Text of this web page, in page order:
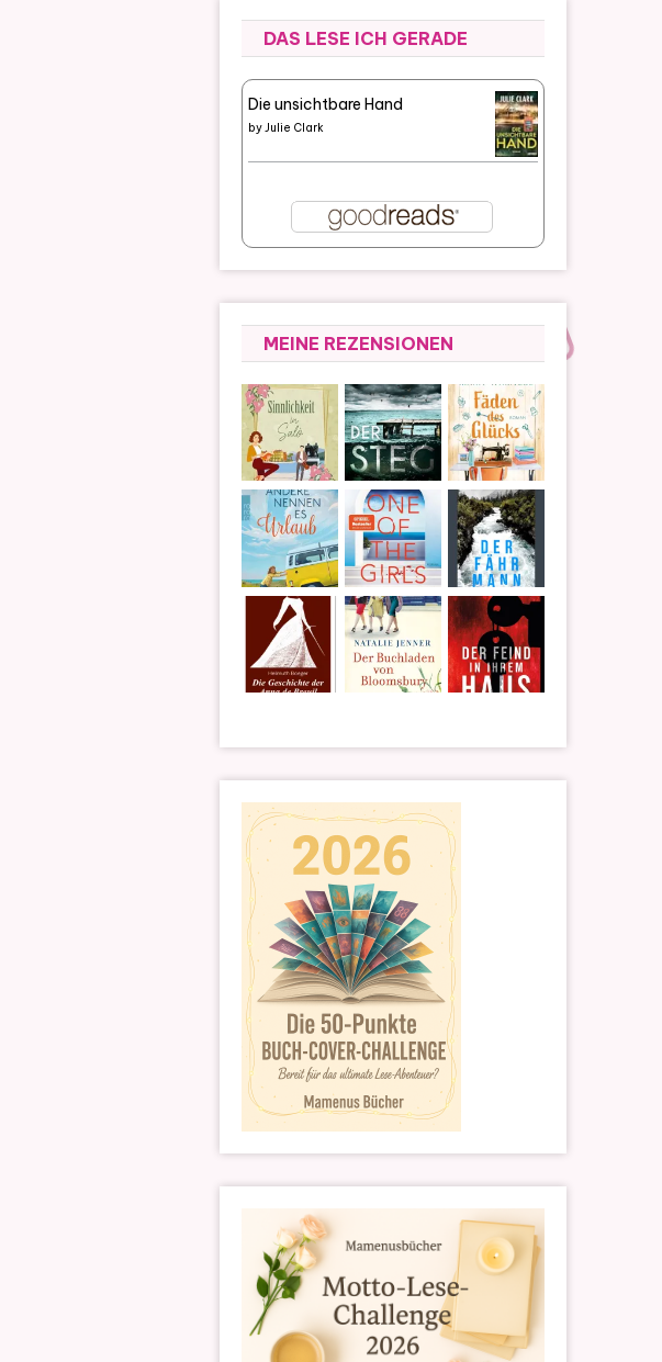
DAS LESE ICH GERADE
Die unsichtbare Hand
byJulie Clark
MEINE REZENSIONEN